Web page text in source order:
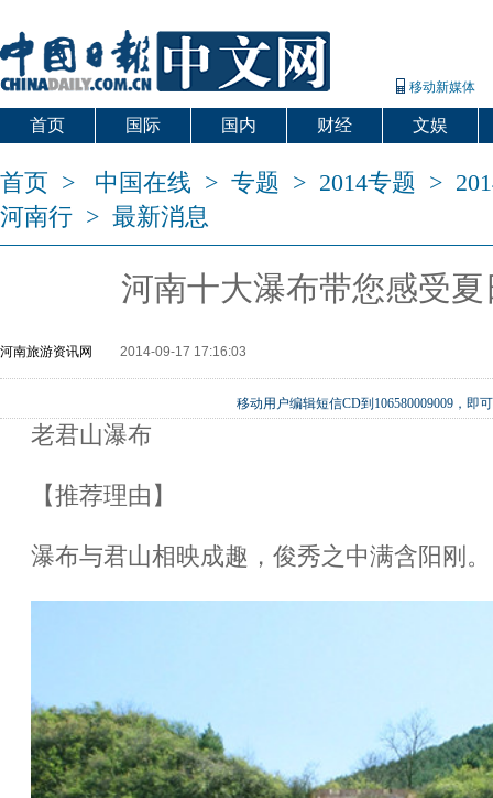
移动新媒体
首页 国际 国内 财经 文娱
首页 > 中国在线 > 专题 > 2014专题 >
河南行 > 最新消息
河南十大瀑布带您感受夏
河南旅游资讯网 2014-09-17 17:16:03
移动用户编辑短信CD到106580009009，即
老君山瀑布
【推荐理由】
瀑布与君山相映成趣，俊秀之中满含阳刚。